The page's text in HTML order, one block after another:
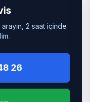
arayın, 2 saat içinde
26